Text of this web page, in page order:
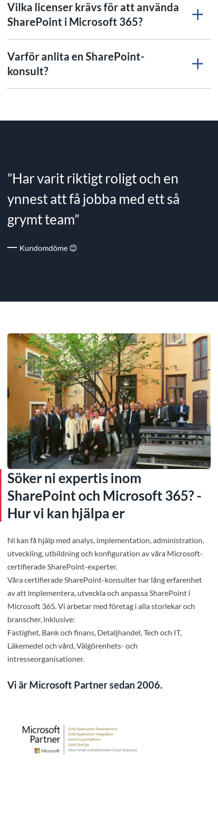
Vilka licenser krävs för att använda
SharePoint i Microsoft 365?
Varför anlita en SharePoint-
konsult?
”Har varit riktigt roligt och en
ynnest att få jobba med ett så
grymt team”
Kundomdöme 😊
Söker ni expertis inom
SharePoint och Microsoft 365? -
Hur vi kan hjälpa er
Ni kan få hjälp med analys, implementation, administration,
utveckling, utbildning och konfiguration av våra Microsoft-
certifierade SharePoint-experter.
Våra certifierade SharePoint-konsulter har lång erfarenhet
av att implementera, utveckla och anpassa SharePoint i
Microsoft 365. Vi arbetar med företag i alla storlekar och
branscher, inklusive:
Fastighet, Bank och finans, Detaljhandel, Tech och IT,
Läkemedel och vård, Välgörenhets- och
intresseorganisationer.
Vi är Microsoft Partner sedan 2006.